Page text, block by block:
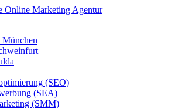
Online Marketing Agentur
(SEO)
(SEA)
(SMM)